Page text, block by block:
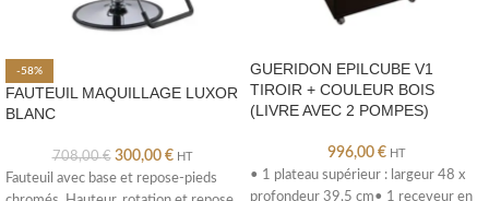
-58%
FAUTEUIL MAQUILLAGE LUXOR
BLANC
708,00€ 300,00 € HT
Fauteuil avec base et repose-pieds
GUERIDON EPILCUBE V1
TIROIR + COULEUR BOIS
(LIVRE AVEC 2 POMPES)
996,00 € HT
• 1 plateau supérieur : largeur 48 x
profondeur 39,5 cm• 1 receveur en